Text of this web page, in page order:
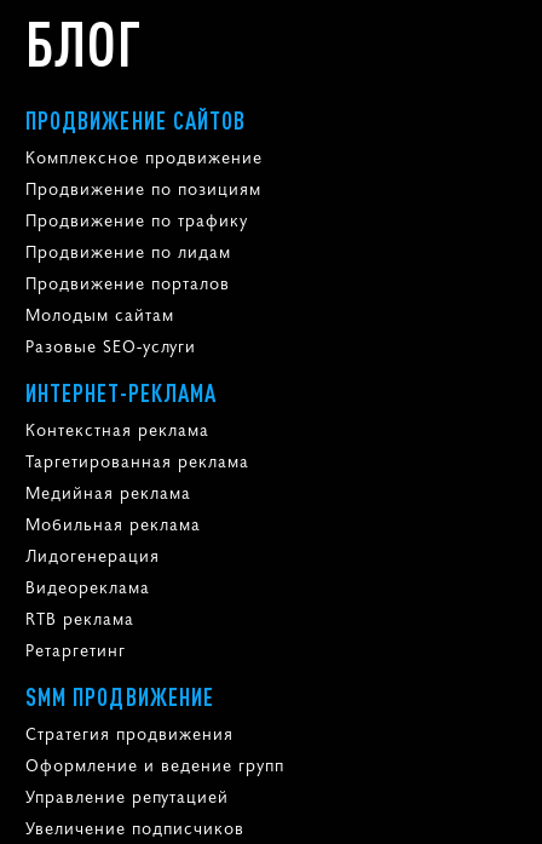
БЛОГ
ПРОДВИЖЕНИЕ САЙТОВ
Комплексное продвижение
Продвижение по позициям
Продвижение по трафику
Продвижение по лидам
Продвижение порталов
Молодым сайтам
Разовые SEO-услуги
ИНТЕРНЕТ-РЕКЛАМА
Контекстная реклама
Таргетированная реклама
Медийная реклама
Мобильная реклама
Лидогенерация
Видеореклама
RTB реклама
Ретаргетинг
SMM ПРОДВИЖЕНИЕ
Стратегия продвижения
Оформление и ведение групп
Управление репутацией
Увеличение подписчиков